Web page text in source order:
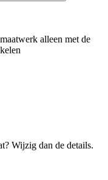
alleen met de
Wijzig dan de details.